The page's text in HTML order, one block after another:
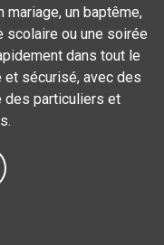
mariage, un baptême,
scolaire ou une soirée
dans tout le
et sécurisé, avec des
des particuliers et